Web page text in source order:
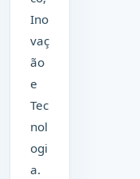
Ino
vaç
ão
e
Tec
nol
ogi
a.